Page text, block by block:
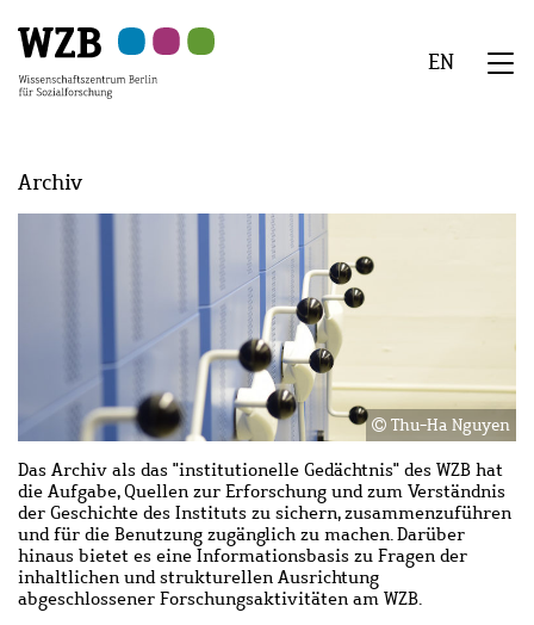
Hauptinhalt
springen
Navigation
springen
Suche
springen
Sekundärnavigation
springen
Fußzeile
springen
EN
Archiv
Thu-Ha Nguyen
Das Archiv als das "institutionelle Gedächtnis" des WZB hat
die Aufgabe, Quellen zur Erforschung und zum Verständnis
der Geschichte des Instituts zu sichern, zusammenzuführen
und für die Benutzung zugänglich zu machen. Darüber
hinaus bietet es eine Informationsbasis zu Fragen der
inhaltlichen und strukturellen Ausrichtung
abgeschlossener Forschungsaktivitäten am WZB.